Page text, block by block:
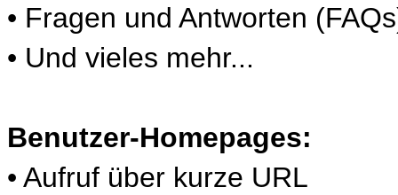
• Fragen und Antworten
• Und vieles mehr...
Benutzer-Homepages:
• Aufruf über kurze URL